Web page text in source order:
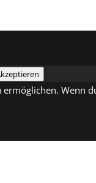
Wenn